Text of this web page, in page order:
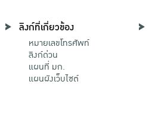
ลิงก์ที่เกี่ยวข้อง
หมายเลขโทรศัพท์
ลิงก์ด่วน
แผนที่ มก.
แผนผังเว็บไซต์